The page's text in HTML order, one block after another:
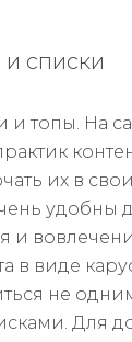
списки
и топы. На
их в
удобны
и
в виде
не
Для